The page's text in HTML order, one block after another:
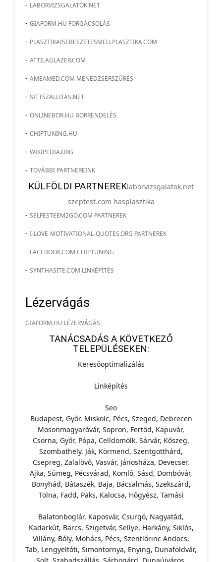
- LABORVIZSGALATOK.NET
- GIAFORM.HU FORGÁCSOLÁS
- PLASZTIKAISEBESZETESMELLPLASZTIKA.COM
- ATTILAGLAZER.COM
- AMEAMED.COM MENEDZSERSZŰRÉS
- SITTSZALLITAS.NET
- ONLINEBOR.HU BORRENDELÉS
- CHIPTUNING.HU
- WIKIPEDIA.ORG
- TOVÁBBI PARTNEREINK
KÜLFÖLDI PARTNEREKlaborvizsgalatok.net
szeptest.com hasplasztika
- SELFESTEEM2GO.COM PARTNEREK
- I-LOVE-MOTIVATIONAL-QUOTES.ORG PARTNEREK
- FACEBOOK.COM CHIPTUNING
- SYNTHASITE.COM LINKÉPÍTÉS
Lézervágás
GIAFORM.HU LÉZERVÁGÁS
TANÁCSADÁS A KÖVETKEZŐ
TELEPÜLÉSEKEN:
Keresőoptimalizálás
Linképítés
Seo
Budapest, Győr, Miskolc, Pécs, Szeged, Debrecen
Mosonmagyaróvár, Sopron, Fertőd, Kapuvár,
Csorna, Győr, Pápa, Celldömölk, Sárvár, Kőszeg,
Szombathely, Ják, Körmend, Szentgotthárd,
Csepreg, Zalalövő, Vasvár, Jánosháza, Devecser,
Ajka, Sümeg, Pécsvárad, Komló, Sásd, Dombóvár,
Bonyhád, Bátaszék, Baja, Bácsalmás, Szekszárd,
Tolna, Fadd, Paks, Kalocsa, Hőgyész, Tamási
Balatonboglár, Kaposvár, Csurgó, Nagyatád,
Kadarkút, Barcs, Szigetvár, Sellye, Harkány, Siklós,
Villány, Bóly, Mohács, Pécs, Szentlőrinc Andocs,
Tab, Lengyeltóti, Simontornya, Enying, Dunaföldvár,